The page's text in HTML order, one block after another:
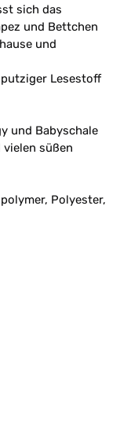
sich das
und Bettchen
und
Lesestoff
und Babyschale
süßen
Polyester,